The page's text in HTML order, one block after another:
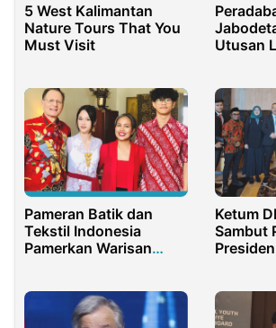
5 West Kalimantan
Nature Tours That You
Must Visit
Utusan
Pameran Batik dan
Tekstil Indonesia
Pamerkan Warisan
Ketum
Sambut